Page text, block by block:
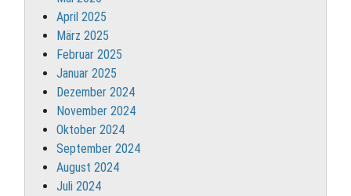
April 2025
März 2025
Februar 2025
Januar 2025
Dezember 2024
November 2024
Oktober 2024
September 2024
August 2024
Juli 2024